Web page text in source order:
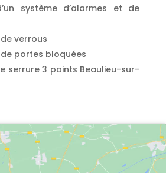
système d’alarmes et de
verrous
portes bloquées
serrure 3 points Beaulieu-sur-